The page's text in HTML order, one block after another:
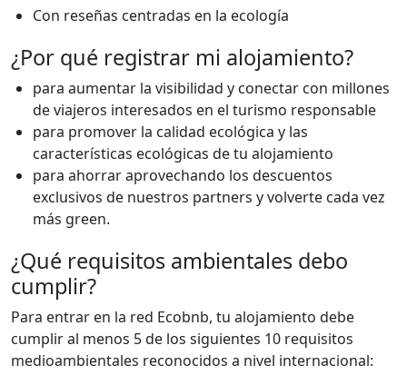
Con reseñas centradas en la ecología
¿Por qué registrar mi alojamiento?
para aumentar la visibilidad y conectar con millones
de viajeros interesados en el turismo responsable
para promover la calidad ecológica y las
características ecológicas de tu alojamiento
para ahorrar aprovechando los descuentos
exclusivos de nuestros partners y volverte cada vez
más green.
¿Qué requisitos ambientales debo
cumplir?
Para entrar en la red Ecobnb, tu alojamiento debe
cumplir al menos 5 de los siguientes 10 requisitos
medioambientales reconocidos a nivel internacional: